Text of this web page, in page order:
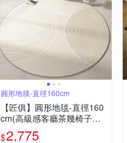
圓形地毯-直徑160cm
【匠俱】圓形地毯-直徑160
cm(高級感客廳茶幾椅子墊
臥室電腦椅梳妝臺腳墊 書房
轉椅地墊)
$2,775